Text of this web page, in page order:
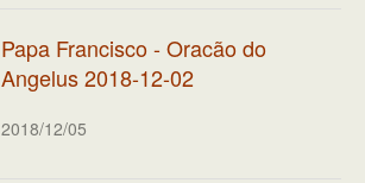
Papa Francisco - Oracão do
Angelus 2018-12-02
2018/12/05